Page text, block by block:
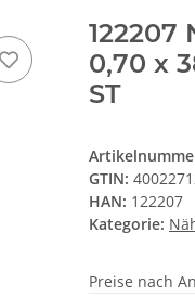
122207
0,70 x
ST
GTIN:
HAN: 122207
Kategorie:
Preise nach